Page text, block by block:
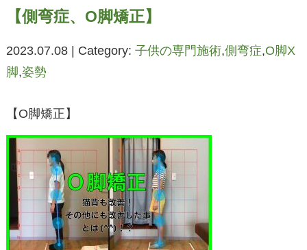
【側弯症、O脚矯正】
2023.07.08 | Category: 子供の専門施術,側弯症,O脚X
脚,姿勢
【O脚矯正】